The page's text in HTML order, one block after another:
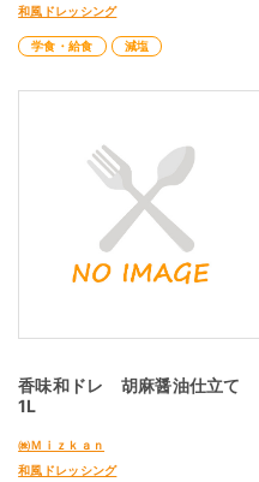
和風ドレッシング
学食・給食 減塩
香味和ドレ 胡麻醤油仕立て
1L
㈱Ｍｉｚｋａｎ
和風ドレッシング